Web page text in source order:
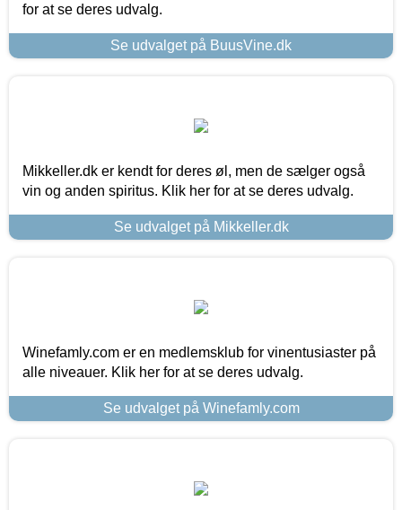
for at se deres udvalg.
Se udvalget på BuusVine.dk
Mikkeller.dk er kendt for deres øl, men de sælger også
vin og anden spiritus. Klik her for at se deres udvalg.
Se udvalget på Mikkeller.dk
Winefamly.com er en medlemsklub for vinentusiaster på
alle niveauer. Klik her for at se deres udvalg.
Se udvalget på Winefamly.com